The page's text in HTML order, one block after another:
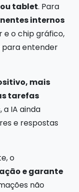
tablet. Para
internos
e o chip gráfico,
para entender
mais
tarefas
a IA ainda
e respostas
o
e garante
não